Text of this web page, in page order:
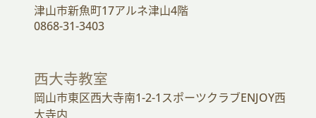
津山市新魚町17アルネ津山4階
0868-31-3403
西大寺教室
岡山市東区西大寺南1-2-1スポーツクラブENJOY西
大寺内